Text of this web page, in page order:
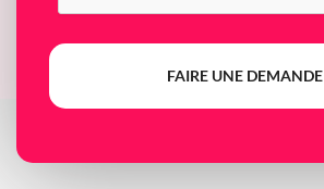
FAIRE UNE DEMANDE